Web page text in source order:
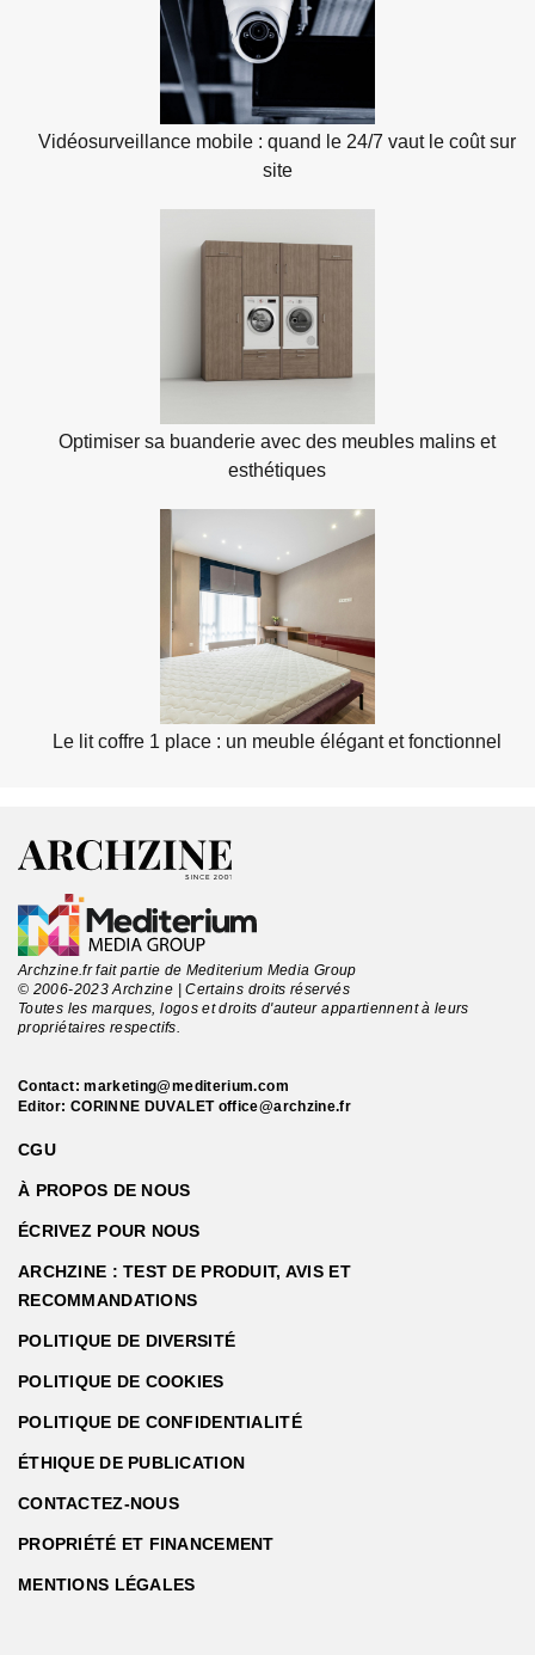
Vidéosurveillance mobile : quand le 24/7 vaut le coût sur
site
Optimiser sa buanderie avec des meubles malins et
esthétiques
Le lit coffre 1 place : un meuble élégant et fonctionnel
Archzine.fr fait partie de Mediterium Media Group
© 2006-2023 Archzine | Certains droits réservés
Toutes les marques, logos et droits d'auteur appartiennent à leurs
propriétaires respectifs.
Contact:marketing@mediterium.com
Editor: CORINNE DUVALET office@archzine.fr
CGU
À PROPOS DE NOUS
ÉCRIVEZ POUR NOUS
ARCHZINE : TEST DE PRODUIT, AVIS ET
RECOMMANDATIONS
POLITIQUE DE DIVERSITÉ
POLITIQUE DE COOKIES
POLITIQUE DE CONFIDENTIALITÉ
ÉTHIQUE DE PUBLICATION
CONTACTEZ-NOUS
PROPRIÉTÉ ET FINANCEMENT
MENTIONS LÉGALES